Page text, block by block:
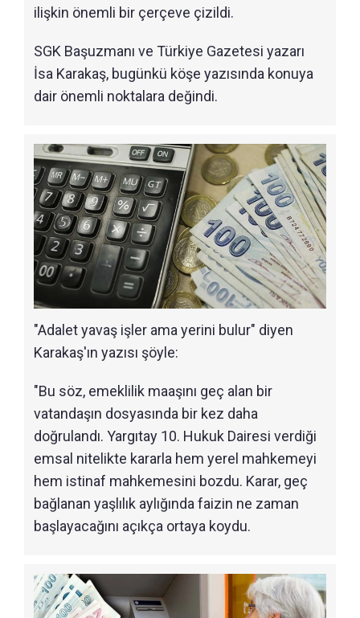
ilişkin önemli bir çerçeve çizildi.
SGK Başuzmanı ve Türkiye Gazetesi yazarı
İsa Karakaş, bugünkü köşe yazısında konuya
dair önemli noktalara değindi.
"Adalet yavaş işler ama yerini bulur" diyen
Karakaş'ın yazısı şöyle:
"Bu söz, emeklilik maaşını geç alan bir
vatandaşın dosyasında bir kez daha
doğrulandı. Yargıtay 10. Hukuk Dairesi verdiği
emsal nitelikte kararla hem yerel mahkemeyi
hem istinaf mahkemesini bozdu. Karar, geç
bağlanan yaşlılık aylığında faizin ne zaman
başlayacağını açıkça ortaya koydu.